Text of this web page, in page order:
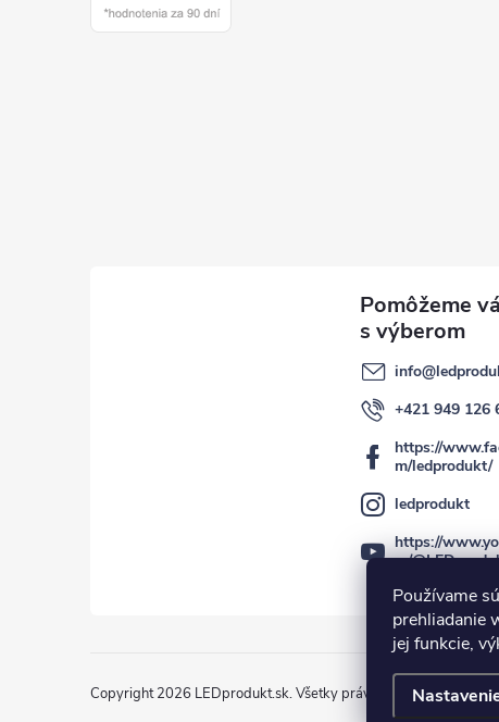
Používame
prehliadanie
jej funkcie,
info@
+421 949 126
https://
m/ledprodukt/
ledprodukt
https://
m/
Copyright 2026 LEDprodukt.sk. Všetky práva vyhradené.